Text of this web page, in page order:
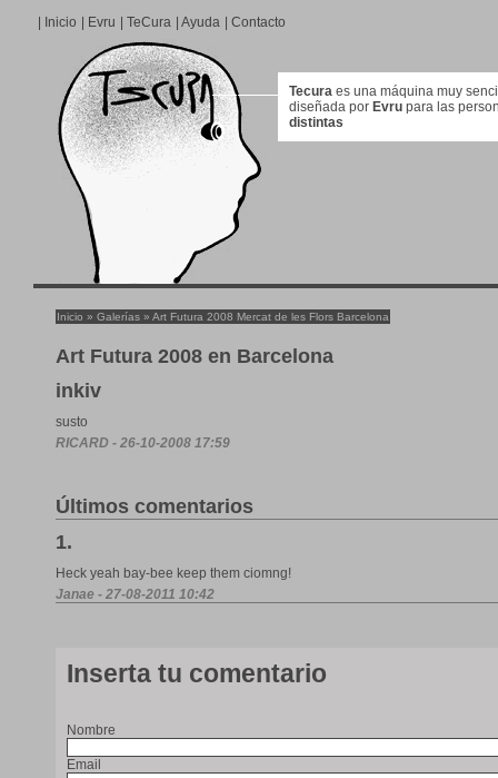
Inicio Evru TeCura Ayuda Contacto
Tecura es una máquina muy
diseñada por Evru para las
distintas
Inicio » Galerías » Art Futura 2008 Mercat de les Flors Barcelona
Art Futura 2008 en Barcelona
inkiv
susto
RICARD - 26-10-2008 17:59
Últimos comentarios
1.
Heck yeah bay-bee keep them ciomng!
Janae - 27-08-2011 10:42
Inserta tu comentario
Nombre
Email